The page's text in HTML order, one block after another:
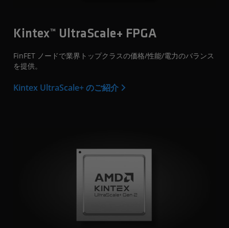
Kintex™ UltraScale+ FPGA
FinFET ノードで業界トップクラスの価格/性能/電力のバランス
を提供。
Kintex UltraScale+ のご紹介